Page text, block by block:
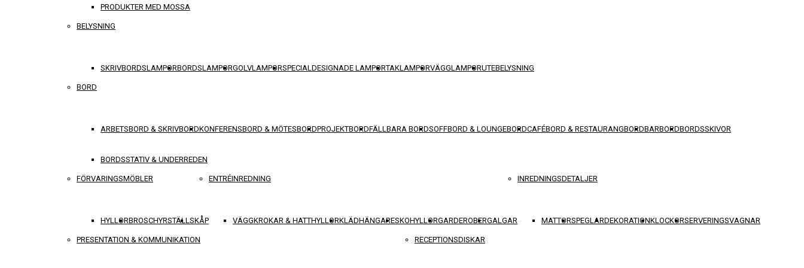
PRODUKTER MED MOSSA
BELYSNING
SKRIVBORDSLAMPORBORDSLAMPORGOLVLAMPORSPECIALDESIGNADE LAMPORTAKLAMPORVÄGGLAMPORUTEBELYSNING
BORD
ARBETSBORD & SKRIVBORDKONFERENSBORD & MÖTESBORDPROJEKTBORDFÄLLBARA BORDSOFFBORD & LOUNGEBORDCAFÉBORD & RESTAURANGBORDBARBORDBORDSSKIVOR
BORDSSTATIV & UNDERREDEN
FÖRVARINGSMÖBLER
HYLLORBROSCHYRSTÄLLSKÅP
ENTRÉINREDNING
VÄGGKROKAR & HATTHYLLORKLÄDHÄNGARESKOHYLLORGARDEROBERGALGAR
INREDNINGSDETALJER
MATTORSPEGLARDEKORATIONKLOCKORSERVERINGSVAGNAR
PRESENTATION & KOMMUNIKATION RECEPTIONSDISKAR